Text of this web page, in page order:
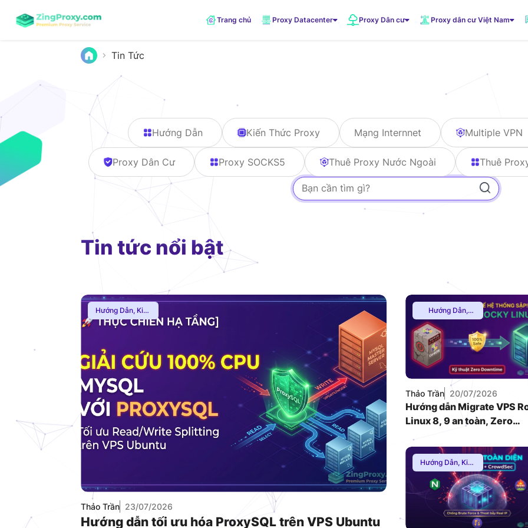
Trang chủ Proxy Datacenter Proxy Dân cư Proxy dân cư Việt Nam
VNDC 3
10.000đ/Ngày
VNDC 6
VNDC 25
9.000đ/Ngày
Tin Tức
Hướng Dẫn Kiến Thức Proxy Mạng Internnet Multiple VPN
Proxy Dân Cư Proxy SOCKS5 Thuê Proxy Nước Ngoài Thuê
Tin tức nổi bật
Hướng Dẫn, Kiến
Thức Proxy
Thảo Trần 23/07/2026
Hướng dẫn tối ưu hóa ProxySQL trên VPS Ubuntu
Hướng Dẫn,
Mạng Internnet
Thảo Trần 20/07/2026
Hướng dẫn Migrate VPS
Linux 8, 9 an toàn, Zero
Hướng Dẫn, Kiến
Thức Proxy,
Mạng Internnet